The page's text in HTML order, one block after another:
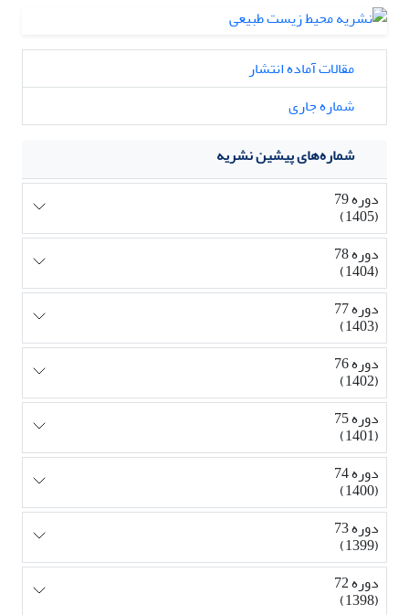
مقالات آماده انتشار
شماره جاری
شماره‌های پیشین نشریه
دوره 79
(1405)
دوره 78
(1404)
دوره 77
(1403)
دوره 76
(1402)
دوره 75
(1401)
دوره 74
(1400)
دوره 73
(1399)
دوره 72
(1398)